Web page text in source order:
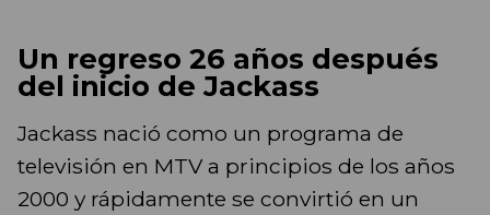
Un regreso 26 años después
del inicio de Jackass
Jackass nació como un programa de
televisión en MTV a principios de los años
2000 y rápidamente se convirtió en un